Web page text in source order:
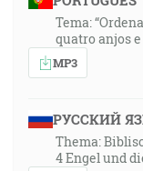
Tema:
quatro anjos
MP3
РУССКИЙ
Thema:
4 Engel und